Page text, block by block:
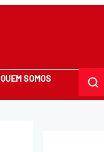
QUEM SOMOS